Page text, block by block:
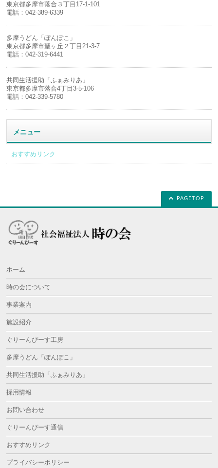
東京都多摩市落合３丁目17-1-101
電話：042-389-6339
多摩うどん「ぽんぽこ」
東京都多摩市聖ヶ丘２丁目21-3-7
電話：042-319-6441
共同生活援助「ふぁみりあ」
東京都多摩市落合4丁目3-5-106
電話：042-339-5780
メニュー
おすすめリンク
PAGETOP
ホーム
時の会について
事業案内
施設紹介
ぐりーんぴーす工房
多摩うどん「ぽんぽこ」
共同生活援助「ふぁみりあ」
採用情報
お問い合わせ
ぐりーんぴーす通信
おすすめリンク
プライバシーポリシー